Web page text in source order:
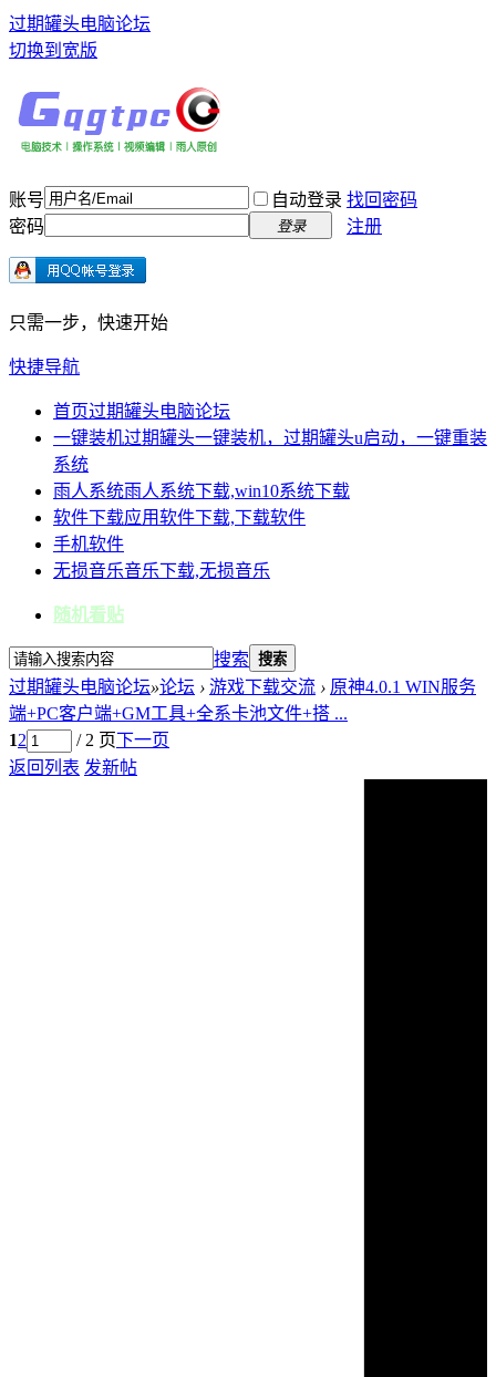
过期罐头电脑论坛
切换到宽版
账号 自动登录 找回密码
密码
登录 注册
只需一步，快速开始
快捷导航
首页过期罐头电脑论坛
一键装机过期罐头一键装机，过期罐头u启动，一键重装
系统
雨人系统雨人系统下载,win10系统下载
软件下载应用软件下载,下载软件
手机软件
无损音乐音乐下载,无损音乐
随机看贴
搜索 搜索
过期罐头电脑论坛»论坛 › 游戏下载交流 › 原神4.0.1 WIN服务
端+PC客户端+GM工具+全系卡池文件+搭 ...
12 / 2 页下一页
返回列表 发新帖